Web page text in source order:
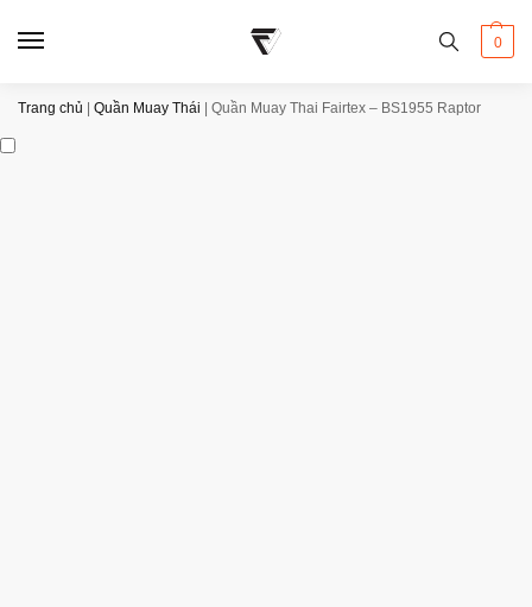
0
Trang chủ Quần Muay Thái Quần Muay Thai Fairtex – BS1955 Raptor